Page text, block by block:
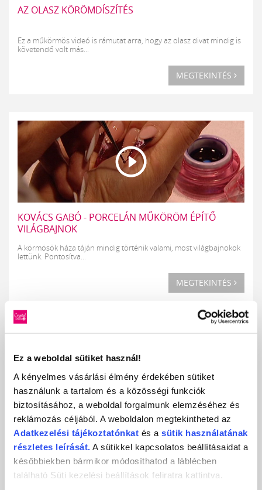
Ez a weboldal sütiket használ!
A kényelmes vásárlási élmény érdekében sütiket
használunk a tartalom és a közösségi funkciók
biztosításához, a weboldal forgalmunk elemzéséhez és
reklámozás céljából. A weboldalon megtekintheted az
Adatkezelési tájékoztatónkat és a sütik használatának
részletes leírását. A sütikkel kapcsolatos beállításaidat a
későbbiekben bármikor módosíthatod a láblécben
található Süti kezelési beállítások feliratra kattintva.
AZ OLASZ KÖRÖMDÍSZÍTÉS
Ez a műkörmös videó is rámutat arra, hogy az olasz divat mindig is
követendő volt más...
MEGTEKINTÉS
KOVÁCS GABÓ - PORCELÁN MŰKÖRÖM ÉPÍTŐ
VILÁGBAJNOK
A körmösök háza táján mindig történik valami, most világbajnokok
lettünk. Pontosítva...
MEGTEKINTÉS
TAVASZI NYÁRI TRENDSZINEK A KÖRÖMDIVATBAN
A divat szinte minden területén tartogat valami megújulást a tavasz
így volt ez eddig...